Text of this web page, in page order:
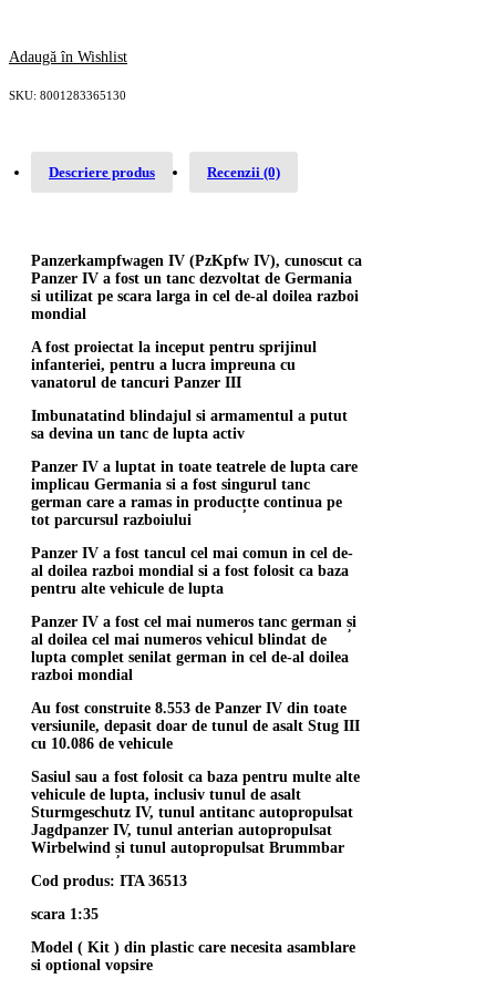
Adaugă în Wishlist
SKU: 8001283365130
Descriere produs Recenzii (0)
Panzerkampfwagen IV (PzKpfw IV), cunoscut ca
Panzer IV a fost un tanc dezvoltat de Germania
si utilizat pe scara larga in cel de-al doilea razboi
mondial
A fost proiectat la inceput pentru sprijinul
infanteriei, pentru a lucra impreuna cu
vanatorul de tancuri Panzer III
Imbunatatind blindajul si armamentul a putut
sa devina un tanc de lupta activ
Panzer IV a luptat in toate teatrele de lupta care
implicau Germania si a fost singurul tanc
german care a ramas in producțte continua pe
tot parcursul razboiului
Panzer IV a fost tancul cel mai comun in cel de-
al doilea razboi mondial si a fost folosit ca baza
pentru alte vehicule de lupta
Panzer IV a fost cel mai numeros tanc german și
al doilea cel mai numeros vehicul blindat de
lupta complet senilat german in cel de-al doilea
razboi mondial
Au fost construite 8.553 de Panzer IV din toate
versiunile, depasit doar de tunul de asalt Stug III
cu 10.086 de vehicule
Sasiul sau a fost folosit ca baza pentru multe alte
vehicule de lupta, inclusiv tunul de asalt
Sturmgeschutz IV, tunul antitanc autopropulsat
Jagdpanzer IV, tunul anterian autopropulsat
Wirbelwind și tunul autopropulsat Brummbar
Cod produs: ITA 36513
scara 1:35
Model ( Kit ) din plastic care necesita asamblare
si optional vopsire